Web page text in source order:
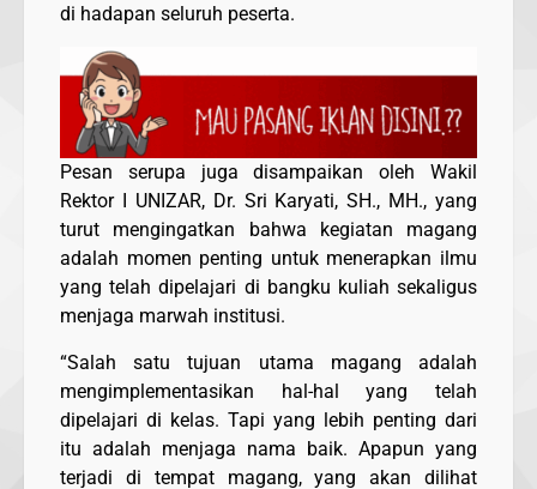
di hadapan seluruh peserta.
Pesan serupa juga disampaikan oleh Wakil
Rektor I UNIZAR, Dr. Sri Karyati, SH., MH., yang
turut mengingatkan bahwa kegiatan magang
adalah momen penting untuk menerapkan ilmu
yang telah dipelajari di bangku kuliah sekaligus
menjaga marwah institusi.
“Salah satu tujuan utama magang adalah
mengimplementasikan hal-hal yang telah
dipelajari di kelas. Tapi yang lebih penting dari
itu adalah menjaga nama baik. Apapun yang
terjadi di tempat magang, yang akan dilihat